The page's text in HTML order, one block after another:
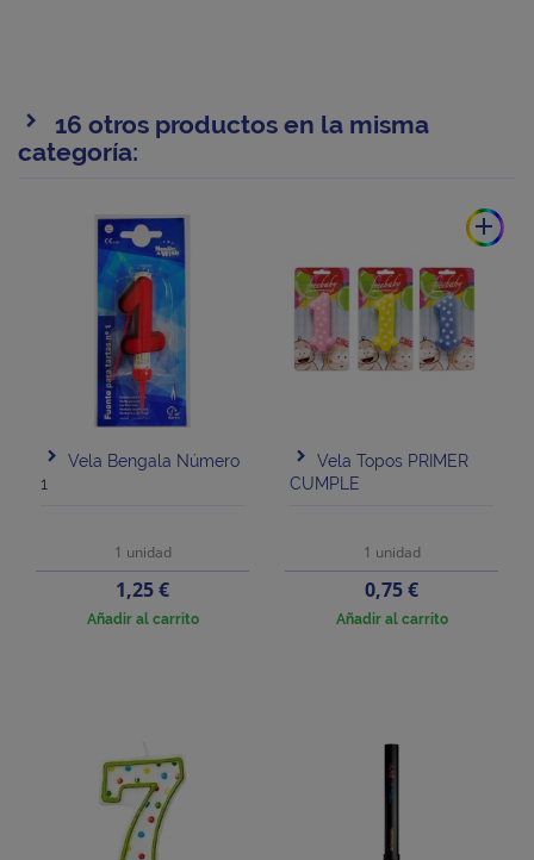
16 otros productos en la misma
categoría:
Vela Bengala Número
1
1 unidad
Precio
1,25 €
Añadir al carrito
add
Vela Topos PRIMER
CUMPLE
1 unidad
Precio
0,75 €
Añadir al carrito